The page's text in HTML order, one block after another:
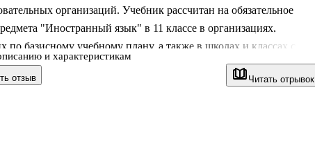
отзыв Читать отрывок
организаций. Учебник рассчитан на обязательное
"Иностранный язык" в 11 классе в организациях,
по базисному учебному плану, а также в школах и классах с
изучением английского языка. В комплекте с учебником
компакт-диск с аудиоприложением к учебнику, пособие для
и характеристикам